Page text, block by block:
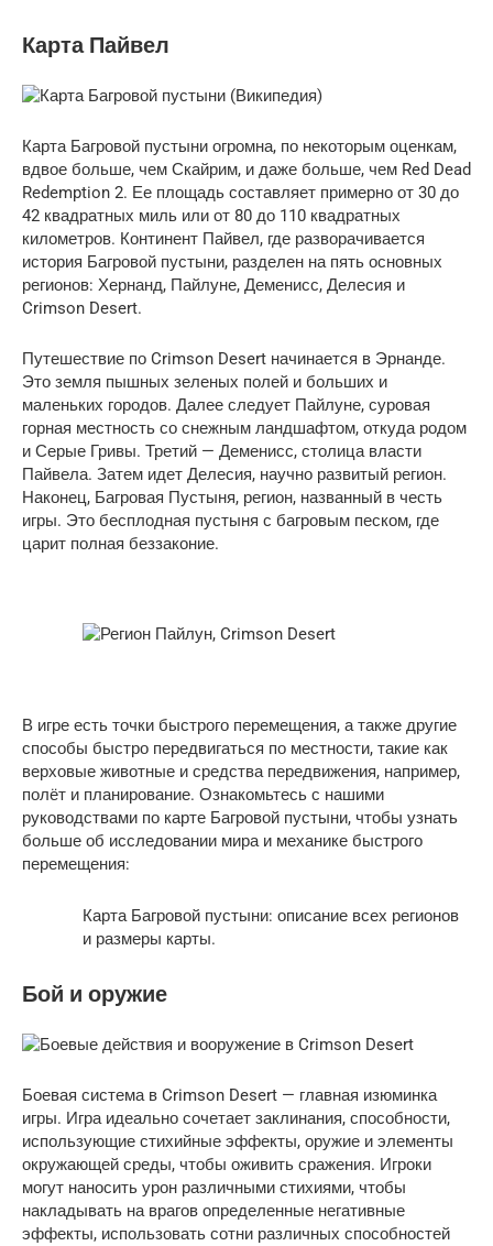
Карта Пайвел
Карта Багровой пустыни огромна, по некоторым оценкам,
вдвое больше, чем Скайрим, и даже больше, чем Red Dead
Redemption 2. Ее площадь составляет примерно от 30 до
42 квадратных миль или от 80 до 110 квадратных
километров. Континент Пайвел, где разворачивается
история Багровой пустыни, разделен на пять основных
регионов: Хернанд, Пайлуне, Деменисс, Делесия и
Crimson Desert.
Путешествие по Crimson Desert начинается в Эрнанде.
Это земля пышных зеленых полей и больших и
маленьких городов. Далее следует Пайлуне, суровая
горная местность со снежным ландшафтом, откуда родом
и Серые Гривы. Третий — Деменисс, столица власти
Пайвела. Затем идет Делесия, научно развитый регион.
Наконец, Багровая Пустыня, регион, названный в честь
игры. Это бесплодная пустыня с багровым песком, где
царит полная беззаконие.
В игре есть точки быстрого перемещения, а также другие
способы быстро передвигаться по местности, такие как
верховые животные и средства передвижения, например,
полёт и планирование. Ознакомьтесь с нашими
руководствами по карте Багровой пустыни, чтобы узнать
больше об исследовании мира и механике быстрого
перемещения:
Карта Багровой пустыни: описание всех регионов
и размеры карты.
Бой и оружие
Боевая система в Crimson Desert — главная изюминка
игры. Игра идеально сочетает заклинания, способности,
использующие стихийные эффекты, оружие и элементы
окружающей среды, чтобы оживить сражения. Игроки
могут наносить урон различными стихиями, чтобы
накладывать на врагов определенные негативные
эффекты, использовать сотни различных способностей